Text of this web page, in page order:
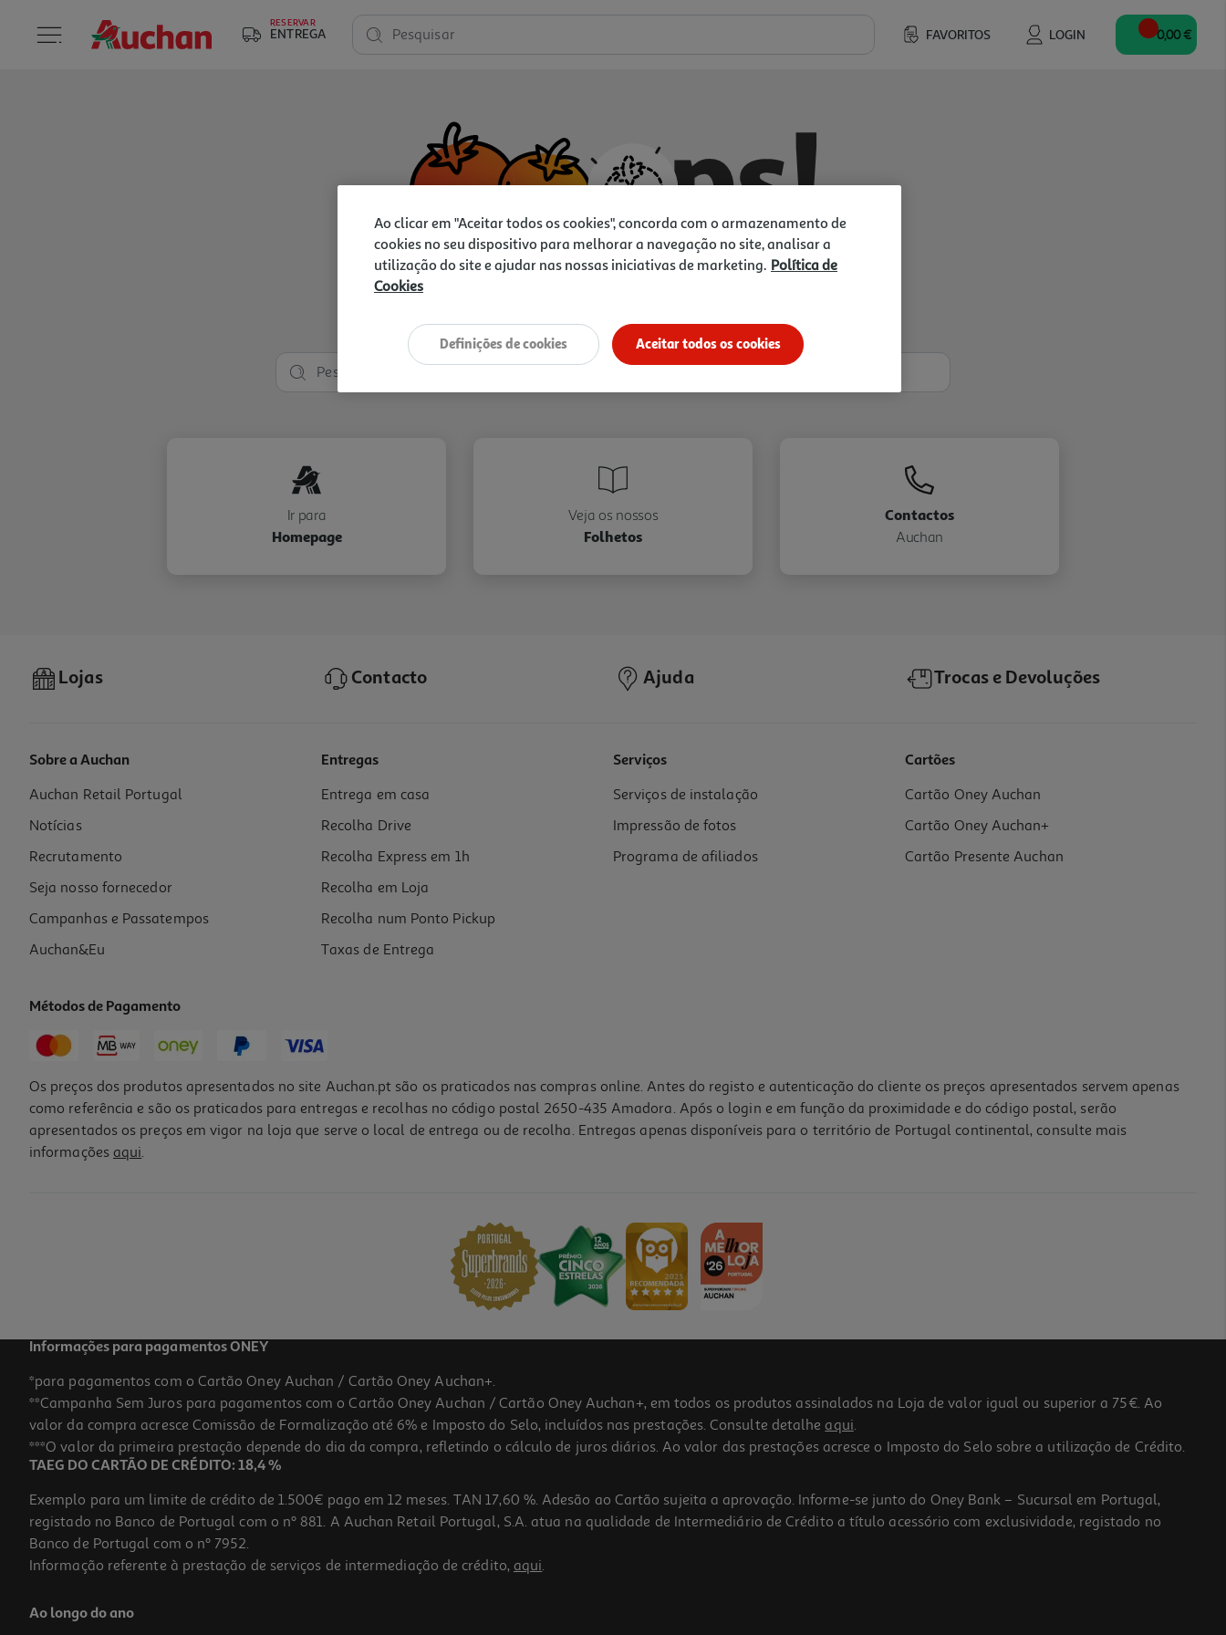
RESERVAR
ENTREGA FAVORITOS LOGIN
Pesquisar 0,00 €
Vamos tentar de novo?
Ir para
Homepage
Veja os nossos
Folhetos
Contactos
Auchan
Lojas Contacto Ajuda Trocas e Devoluções
Sobre a Auchan
Auchan Retail Portugal
Notícias
Recrutamento
Seja nosso fornecedor
Campanhas e Passatempos
Auchan&Eu
Entregas
Entrega em casa
Recolha Drive
Recolha Express em 1h
Recolha em Loja
Recolha num Ponto Pickup
Taxas de Entrega
Serviços
Serviços de instalação
Impressão de fotos
Programa de afiliados
Cartões
Cartão Oney Auchan
Cartão Oney Auchan+
Cartão Presente Auchan
Métodos de Pagamento
Os preços dos produtos apresentados no site Auchan.pt são os praticados nas compras online. Antes do registo e autenticação do cliente os preços apresentados servem apenas
como referência e são os praticados para entregas e recolhas no código postal 2650-435 Amadora. Após o login e em função da proximidade e do código postal, serão
apresentados os preços em vigor na loja que serve o local de entrega ou de recolha. Entregas apenas disponíveis para o território de Portugal continental, consulte mais
informações aqui.
Informações para pagamentos ONEY
*para pagamentos com o Cartão Oney Auchan / Cartão Oney Auchan+.
**Campanha Sem Juros para pagamentos com o Cartão Oney Auchan / Cartão Oney Auchan+, em todos os produtos assinalados na Loja de valor igual ou superior a 75€. Ao
valor da compra acresce Comissão de Formalização até 6% e Imposto do Selo, incluídos nas prestações. Consulte detalhe aqui.
***O valor da primeira prestação depende do dia da compra, refletindo o cálculo de juros diários. Ao valor das prestações acresce o Imposto do Selo sobre a utilização de Crédito.
TAEG DO CARTÃO DE CRÉDITO: 18,4 %
Exemplo para um limite de crédito de 1.500€ pago em 12 meses. TAN 17,60 %. Adesão ao Cartão sujeita a aprovação. Informe-se junto do Oney Bank – Sucursal em Portugal,
registado no Banco de Portugal com o nº 881. A Auchan Retail Portugal, S.A. atua na qualidade de Intermediário de Crédito a título acessório com exclusividade, registado no
Banco de Portugal com o nº 7952.
Informação referente à prestação de serviços de intermediação de crédito, aqui.
Ao longo do ano
Ao clicar em "Aceitar todos os cookies", concorda com o armazenamento de
cookies no seu dispositivo para melhorar a navegação no site, analisar a
utilização do site e ajudar nas nossas iniciativas de marketing. Política de
Cookies
Aceitar todos os cookies
Definições de cookies